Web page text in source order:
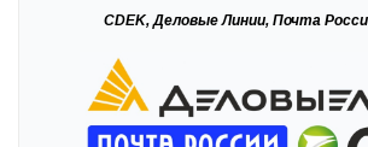
CDEK, Деловые Линии, Почта